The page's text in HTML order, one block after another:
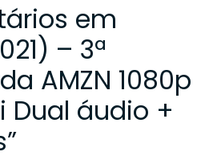
em
– 3ª
AMZN 1080p
Dual áudio +
”